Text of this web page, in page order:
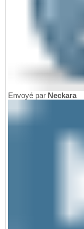
Envoyé par Neckara